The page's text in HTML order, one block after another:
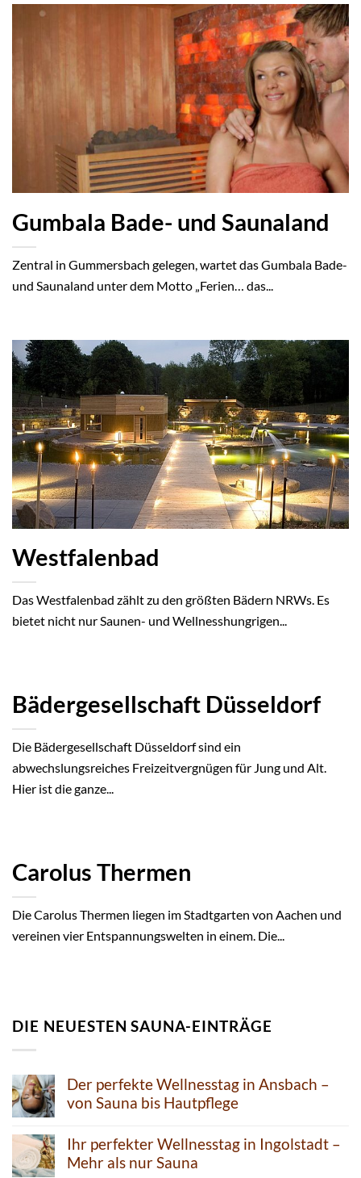
Gumbala Bade- und Saunaland
Zentral in Gummersbach gelegen, wartet das Gumbala Bade-
und Saunaland unter dem Motto „Ferien… das...
Westfalenbad
Das Westfalenbad zählt zu den größten Bädern NRWs. Es
bietet nicht nur Saunen- und Wellnesshungrigen...
Bädergesellschaft Düsseldorf
Die Bädergesellschaft Düsseldorf sind ein
abwechslungsreiches Freizeitvergnügen für Jung und Alt.
Hier ist die ganze...
Carolus Thermen
Die Carolus Thermen liegen im Stadtgarten von Aachen und
vereinen vier Entspannungswelten in einem. Die...
DIE NEUESTEN SAUNA-EINTRÄGE
Der perfekte Wellnesstag in Ansbach –
von Sauna bis Hautpflege
Ihr perfekter Wellnesstag in Ingolstadt –
Mehr als nur Sauna